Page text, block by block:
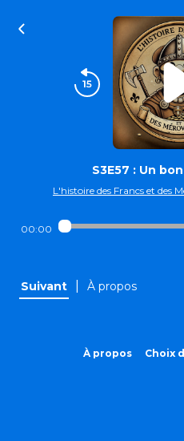
S3E57 : Un
L'histoire des Francs et des
00:00
Suivant À propos
À propos Choix